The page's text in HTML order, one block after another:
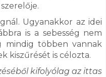
Ugyanakkor az idei
is a sebesség nem
mindig többen vannak
kiszűrését is célozta.
kifolyólag az ittas